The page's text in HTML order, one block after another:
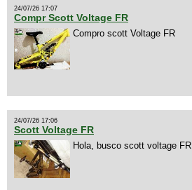
24/07/26 17:07
Compr Scott Voltage FR
Compro scott Voltage FR
24/07/26 17:06
Scott Voltage FR
Hola, busco scott voltage FR